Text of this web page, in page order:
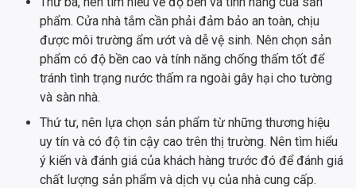
phẩm. Cửa nhà tắm cần phải đảm bảo an toàn, chịu
được môi trường ẩm ướt và dễ vệ sinh. Nên chọn sản
phẩm có độ bền cao và tính năng chống thấm tốt để
tránh tình trạng nước thấm ra ngoài gây hại cho tường
và sàn nhà.
Thứ tư, nên lựa chọn sản phẩm từ những thương hiệu
uy tín và có độ tin cậy cao trên thị trường. Nên tìm hiểu
ý kiến và đánh giá của khách hàng trước đó để đánh giá
chất lượng sản phẩm và dịch vụ của nhà cung cấp.